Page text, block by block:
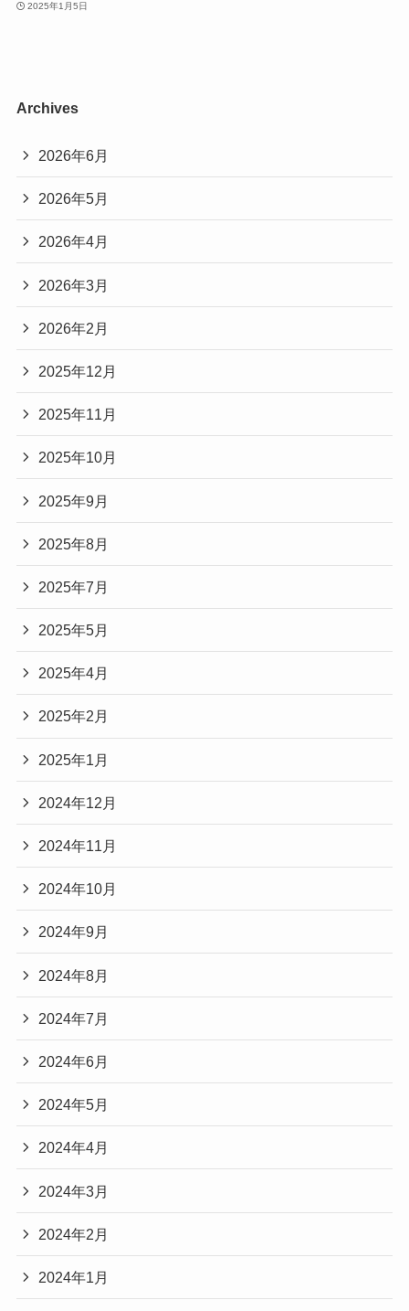
2025年1月5日
Archives
2026年6月
2026年5月
2026年4月
2026年3月
2026年2月
2025年12月
2025年11月
2025年10月
2025年9月
2025年8月
2025年7月
2025年5月
2025年4月
2025年2月
2025年1月
2024年12月
2024年11月
2024年10月
2024年9月
2024年8月
2024年7月
2024年6月
2024年5月
2024年4月
2024年3月
2024年2月
2024年1月